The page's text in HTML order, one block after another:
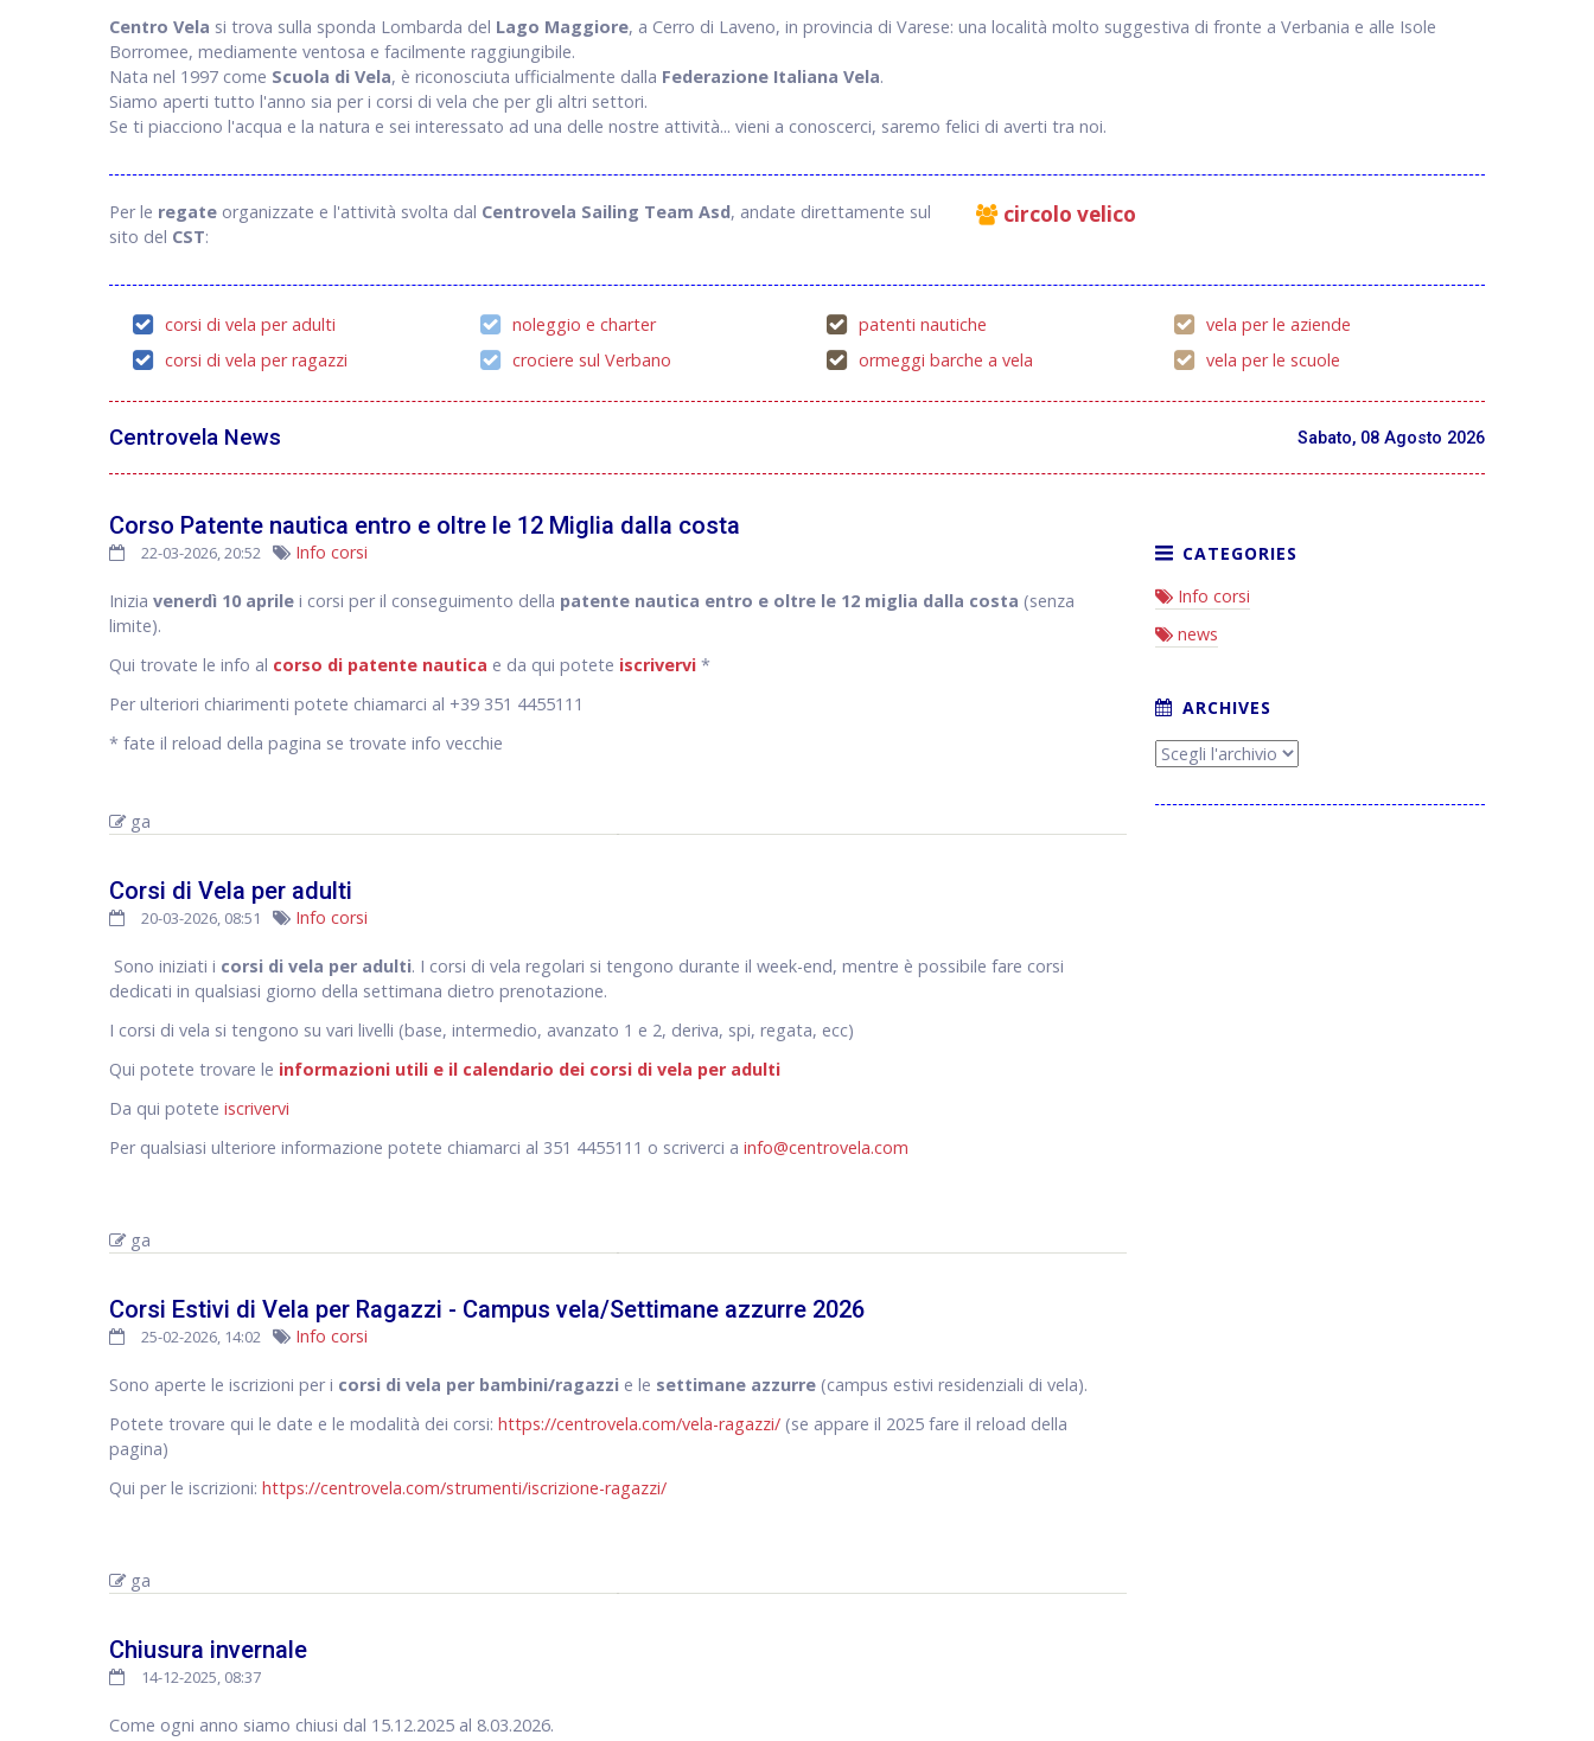
Centro Vela si trova sulla sponda Lombarda del Lago Maggiore, a Cerro di Laveno, in provincia di Varese: una località molto suggestiva di fronte a Verbania e alle Isole
Borromee, mediamente ventosa e facilmente raggiungibile.
Nata nel 1997 come Scuola di Vela, è riconosciuta ufficialmente dalla Federazione Italiana Vela.
Siamo aperti tutto l'anno sia per i corsi di vela che per gli altri settori.
Se ti piacciono l'acqua e la natura e sei interessato ad una delle nostre attività... vieni a conoscerci, saremo felici di averti tra noi.
Per le regate organizzate e l'attività svolta dal Centrovela Sailing Team Asd, andate direttamente sul
sito del CST:
circolo velico
corsi di vela per adulti
corsi di vela per ragazzi
noleggio e charter
crociere sul Verbano
patenti nautiche
ormeggi barche a vela
vela per le aziende
vela per le scuole
Centrovela News Sabato, 08 Agosto 2026
Corso Patente nautica entro e oltre le 12 Miglia dalla costa
22-03-2026, 20:52 Info corsi
Inizia venerdì 10 aprile i corsi per il conseguimento della patente nautica entro e oltre le 12 miglia dalla costa (senza
limite).
Qui trovate le info al corso di patente nautica e da qui potete iscrivervi *
Per ulteriori chiarimenti potete chiamarci al +39 351 4455111
* fate il reload della pagina se trovate info vecchie
ga
Corsi di Vela per adulti
20-03-2026, 08:51 Info corsi
Sono iniziati i corsi di vela per adulti. I corsi di vela regolari si tengono durante il week-end, mentre è possibile fare corsi
dedicati in qualsiasi giorno della settimana dietro prenotazione.
I corsi di vela si tengono su vari livelli (base, intermedio, avanzato 1 e 2, deriva, spi, regata, ecc)
Qui potete trovare le informazioni utili e il calendario dei corsi di vela per adulti
Da qui potete iscrivervi
Per qualsiasi ulteriore informazione potete chiamarci al 351 4455111 o scriverci a info@centrovela.com
ga
Corsi Estivi di Vela per Ragazzi - Campus vela/Settimane azzurre 2026
25-02-2026, 14:02 Info corsi
Sono aperte le iscrizioni per i corsi di vela per bambini/ragazzi e le settimane azzurre (campus estivi residenziali di vela).
Potete trovare qui le date e le modalità dei corsi: https://centrovela.com/vela-ragazzi/ (se appare il 2025 fare il reload della
pagina)
Qui per le iscrizioni: https://centrovela.com/strumenti/iscrizione-ragazzi/
ga
Chiusura invernale
14-12-2025, 08:37
Come ogni anno siamo chiusi dal 15.12.2025 al 8.03.2026.
Info corsi
news